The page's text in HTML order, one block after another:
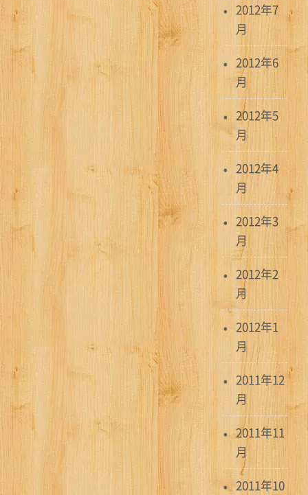
2012年7
月
2012年6
月
2012年5
月
2012年4
月
2012年3
月
2012年2
月
2012年1
月
2011年12
月
2011年11
月
2011年10